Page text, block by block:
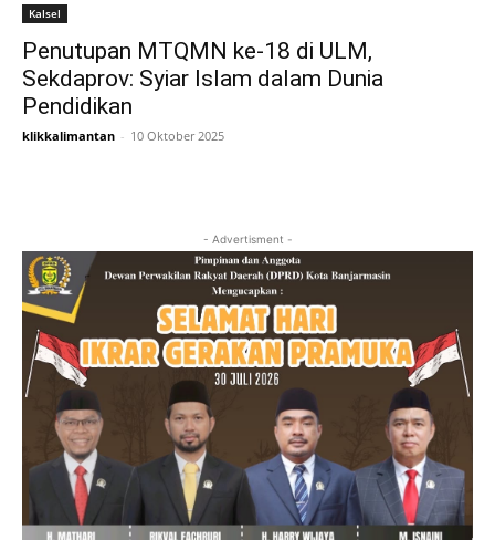
Kalsel
Penutupan MTQMN ke-18 di ULM,
Sekdaprov: Syiar Islam dalam Dunia
Pendidikan
klikkalimantan - 10 Oktober 2025
- Advertisment -